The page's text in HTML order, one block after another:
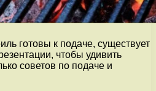
готовы к подаче, существует
чтобы удивить
советов по подаче и